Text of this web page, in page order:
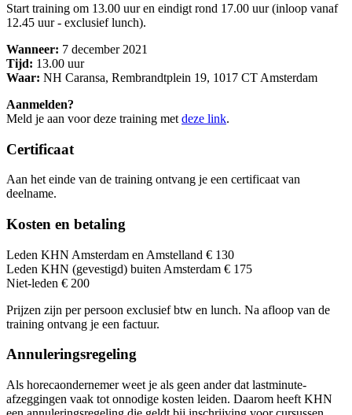
Start training om 13.00 uur en eindigt rond 17.00 uur (inloop vanaf
12.45 uur - exclusief lunch).
Wanneer: 7 december 2021
Tijd: 13.00 uur
Waar: NH Caransa, Rembrandtplein 19, 1017 CT Amsterdam
Aanmelden?
Meld je aan voor deze training met deze link.
Certificaat
Aan het einde van de training ontvang je een certificaat van
deelname.
Kosten en betaling
Leden KHN Amsterdam en Amstelland € 130
Leden KHN (gevestigd) buiten Amsterdam € 175
Niet-leden € 200
Prijzen zijn per persoon exclusief btw en lunch. Na afloop van de
training ontvang je een factuur.
Annuleringsregeling
Als horecaondernemer weet je als geen ander dat lastminute-
afzeggingen vaak tot onnodige kosten leiden. Daarom heeft KHN